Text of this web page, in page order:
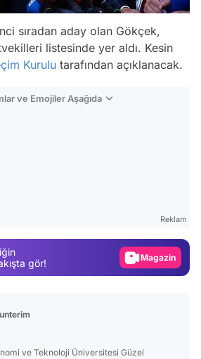
sıradan aday olan Gökçek,
listesinde yer aldı. Kesin
Kurulu tarafından açıklanacak.
ve Emojiler Aşağıda
Reklam
gör!
Magazin
ve Teknoloji Üniversitesi Güzel